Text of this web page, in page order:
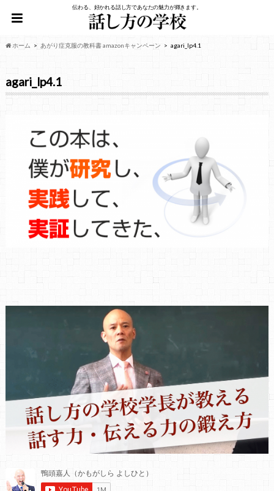
伝わる、好かれる話し方であなたの魅力が輝きます。
ホーム あがり症克服の教科書 amazonキャンペーン agari_lp4.1
agari_lp4.1